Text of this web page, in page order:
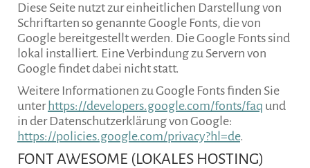
Diese Seite nutzt zur einheitlichen Darstellung von
Schriftarten so genannte Google Fonts, die von
Google bereitgestellt werden. Die Google Fonts sind
lokal installiert. Eine Verbindung zu Servern von
Google findet dabei nicht statt.
Weitere Informationen zu Google Fonts finden Sie
unter https://developers.google.com/fonts/faq und
in der Datenschutzerklärung von Google:
https://policies.google.com/privacy?hl=de.
FONT AWESOME (LOKALES HOSTING)